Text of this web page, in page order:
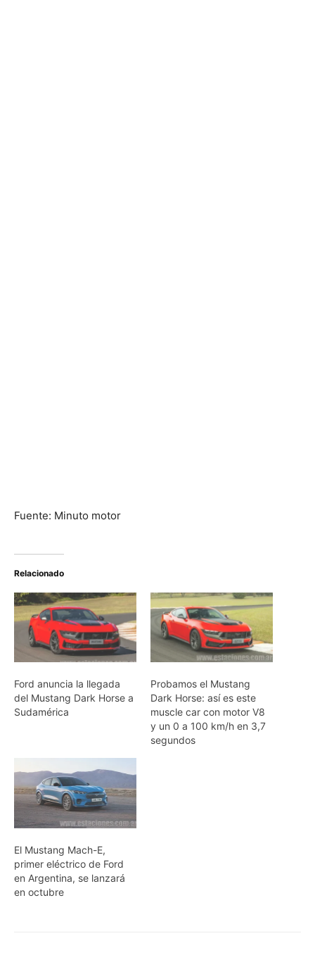
Fuente: Minuto motor
Relacionado
Ford anuncia la llegada
del Mustang Dark Horse a
Sudamérica
Probamos el Mustang
Dark Horse: así es este
muscle car con motor V8
y un 0 a 100 km/h en 3,7
segundos
El Mustang Mach-E,
primer eléctrico de Ford
en Argentina, se lanzará
en octubre